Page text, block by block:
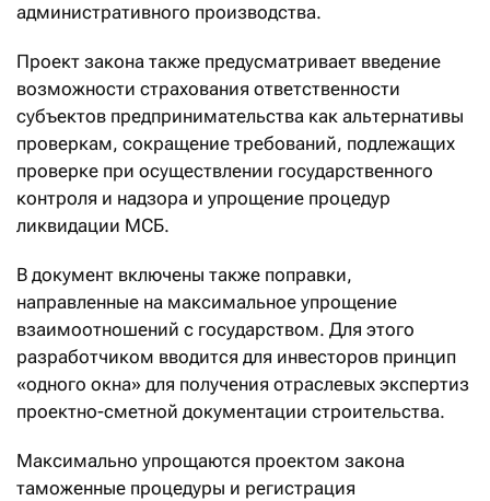
административного производства.
Проект закона также предусматривает введение
возможности страхования ответственности
субъектов предпринимательства как альтернативы
проверкам, сокращение требований, подлежащих
проверке при осуществлении государственного
контроля и надзора и упрощение процедур
ликвидации МСБ.
В документ включены также поправки,
направленные на максимальное упрощение
взаимоотношений с государством. Для этого
разработчиком вводится для инвесторов принцип
«одного окна» для получения отраслевых экспертиз
проектно-сметной документации строительства.
Максимально упрощаются проектом закона
таможенные процедуры и регистрация